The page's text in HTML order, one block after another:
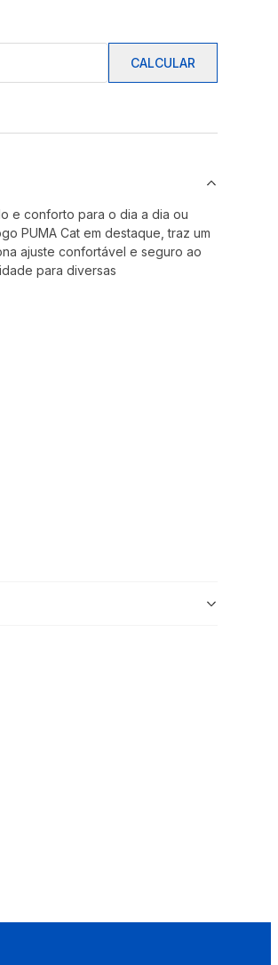
CALCULAR
e conforto para o dia a dia ou
PUMA Cat em destaque, traz um
ajuste confortável e seguro ao
para diversas